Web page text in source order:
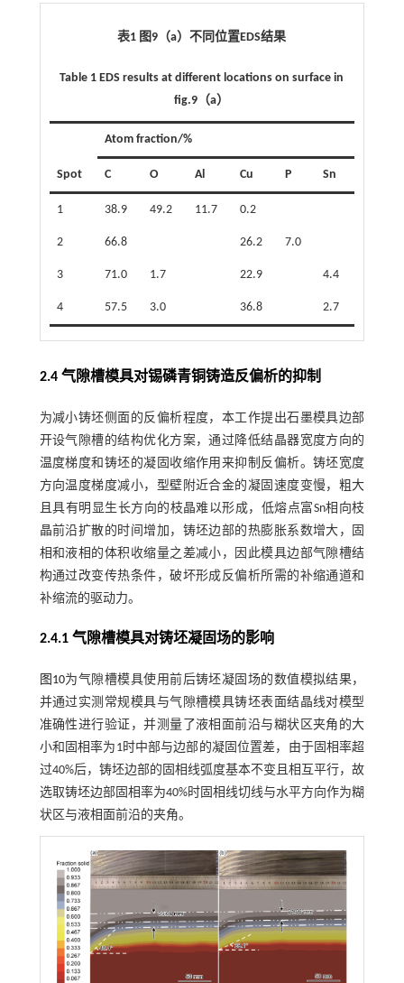
表1 图9（a）不同位置EDS结果
Table 1 EDS results at different locations on surface in
fig.9（a）
Spot
Atom fraction/%
C O Al Cu P Sn
1 38.9 49.2 11.7 0.2
2 66.8 26.2 7.0
3 71.0 1.7 22.9 4.4
4 57.5 3.0 36.8 2.7
2.4 气隙槽模具对锡磷青铜铸造反偏析的抑制
为减小铸坯侧面的反偏析程度，本工作提出石墨模具边部
开设气隙槽的结构优化方案，通过降低结晶器宽度方向的
温度梯度和铸坯的凝固收缩作用来抑制反偏析。铸坯宽度
方向温度梯度减小，型壁附近合金的凝固速度变慢，粗大
且具有明显生长方向的枝晶难以形成，低熔点富Sn相向枝
晶前沿扩散的时间增加，铸坯边部的热膨胀系数增大，固
相和液相的体积收缩量之差减小，因此模具边部气隙槽结
构通过改变传热条件，破坏形成反偏析所需的补缩通道和
补缩流的驱动力。
2.4.1 气隙槽模具对铸坯凝固场的影响
图10为气隙槽模具使用前后铸坯凝固场的数值模拟结果，
并通过实测常规模具与气隙槽模具铸坯表面结晶线对模型
准确性进行验证，并测量了液相面前沿与糊状区夹角的大
小和固相率为1时中部与边部的凝固位置差，由于固相率超
过40%后，铸坯边部的固相线弧度基本不变且相互平行，故
选取铸坯边部固相率为40%时固相线切线与水平方向作为糊
状区与液相面前沿的夹角。